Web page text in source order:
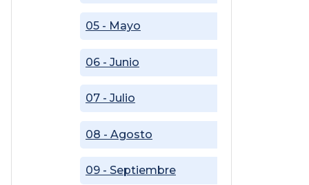
05 - Mayo
06 - Junio
07 - Julio
08 - Agosto
09 - Septiembre